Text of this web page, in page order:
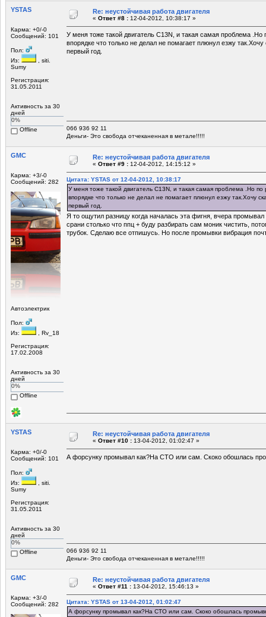
YSTAS
Карма: +0/-0
Сообщений: 101
Пол:
Из:
, siti.
Sumy
Регистрация:
31.05.2011
Активность за 30
дней
0%
Offline
Re: неустойчивая работа двигателя
« Ответ #8 : 12-04-2012, 10:38:17 »
У меня тоже такой двигатель С13N, и такая самая проблема .Но
впорядке что только не делал не помагает плюнул езжу
первый год.
066 936 92 11
Деньги- Это свобода отчеканенная в метале!!!!!
GMC
Карма: +3/-0
Сообщений: 282
Автоэлектрик
Пол:
Из:
, Rv_18
Регистрация:
17.02.2008
Активность за 30
дней
0%
Offline
Re: неустойчивая работа двигателя
« Ответ #9 : 12-04-2012, 14:15:12 »
Цитата: YSTAS от 12-04-2012, 10:38:17
У меня тоже такой двигатель С13N, и такая самая проблема .Но по
впорядке что только не делал не помагает плюнул езжу так.Хочу
первый год.
Я то ощутил разницу когда началась эта фигня, вчера
срани столько что ппц + буду разбирать сам моник чистить,
трубок. Сделаю все отпишусь. Но после промывки вибрация
YSTAS
Карма: +0/-0
Сообщений: 101
Пол:
Из:
, siti.
Sumy
Регистрация:
31.05.2011
Активность за 30
дней
0%
Offline
Re: неустойчивая работа двигателя
« Ответ #10 : 13-04-2012, 01:02:47 »
А форсунку промывал как?На СТО или сам. Скоко обошлась
066 936 92 11
Деньги- Это свобода отчеканенная в метале!!!!!
GMC
Карма: +3/-0
Сообщений: 282
Re: неустойчивая работа двигателя
« Ответ #11 : 13-04-2012, 15:46:13 »
Цитата: YSTAS от 13-04-2012, 01:02:47
А форсунку промывал как?На СТО или сам. Скоко обошлась